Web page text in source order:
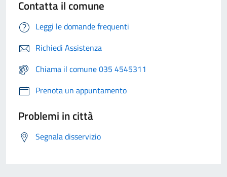
Contatta il comune
Leggi le domande frequenti
Richiedi Assistenza
Chiama il comune 035 4545311
Prenota un appuntamento
Problemi in città
Segnala disservizio